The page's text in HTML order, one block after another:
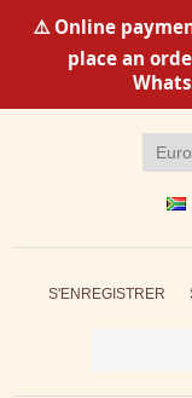
⚠️ Online
place an
S'ENREGISTRER